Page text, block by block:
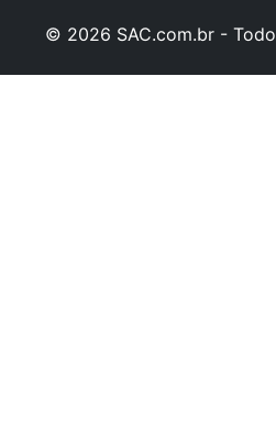
© 2026 SAC.com.br -